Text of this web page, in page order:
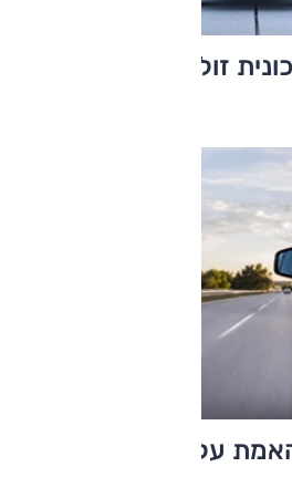
זולה כבר לא
האמת על נהיגה במהירות